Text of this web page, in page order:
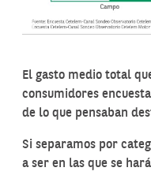
El gasto medio total
consumidores
de lo que pensaban
Si separamos por
a ser en las que se